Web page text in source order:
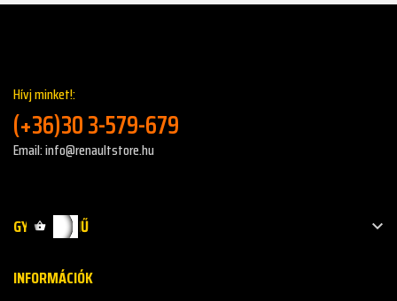
Hívj minket!:
(+36)30 3-579-679
Email: info@renaultstore.hu
GYORS MENŰ 
INFORMÁCIÓK